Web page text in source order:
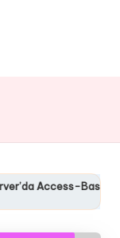
Access-Based